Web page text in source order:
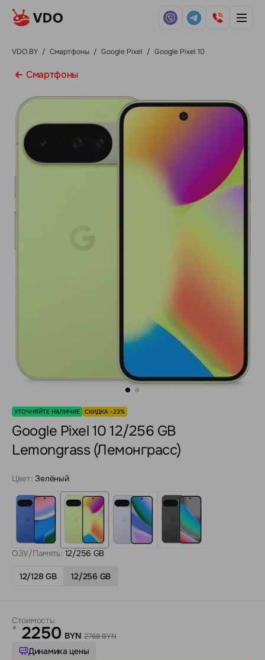
VDO.BY / Смартфоны / Google Pixel / Google Pixel 10
Смартфоны
УТОЧНЯЙТЕ НАЛИЧИЕ СКИДКА -23%
Google Pixel 10 12/256 GB
Lemongrass (Лемонграсс)
Цвет: Зелёный
ОЗУ/Память: 12/256 GB
12/128 GB 12/256 GB
Стоимость:
* 2250 BYN 2768 BYN
Динамика цены